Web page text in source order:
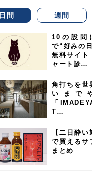
日間 週間
10の設問
で“好みの
無料サイト
ャート診…
角打ちを世
いまで
「
T…
【二日酔
で買えるサ
まとめ